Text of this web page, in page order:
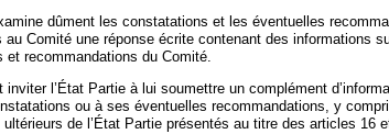
dûment les constatations et les éventuelles
Comité une réponse écrite contenant des informations
et recommandations du Comité.
inviter l’État Partie à lui soumettre un complément
ou à ses éventuelles recommandations, y
de l’État Partie présentés au titre des articles 16